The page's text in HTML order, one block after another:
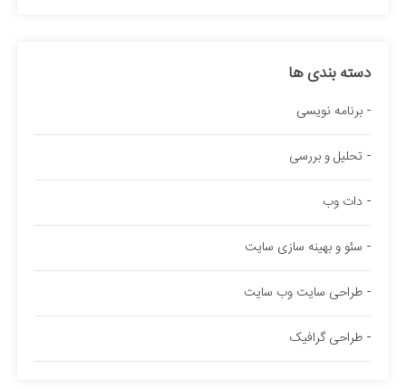
دسته بندی ها
برنامه نویسی
تحلیل و بررسی
دات وب
سئو و بهینه سازی سایت
طراحی سایت وب سایت
طراحی گرافیک